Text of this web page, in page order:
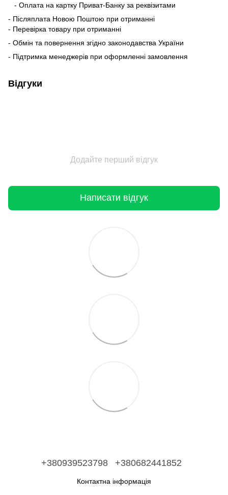
- Оплата на картку Приват-Банку за реквізитами
- Післяплата Новою Поштою при отриманні
- Перевірка товару при отриманні
- Обмін та повернення згідно законодавства України
- Підтримка менеджерів при оформленні замовлення
Відгуки
Додайте перший відгук
Написати відгук
+380939523798 +380682441852
Контактна інформація